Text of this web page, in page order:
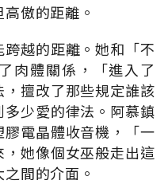
傲的距離。
越的距離。她和「不
肉體關係，「進入了
擅改了那些規定誰該
少愛的律法。阿慕鎮
電晶體收音機，「一
她像個女巫般走出這
間的介面。